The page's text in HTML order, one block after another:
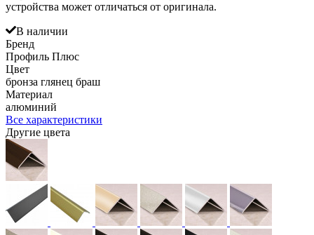
устройства может отличаться от оригинала.
В наличии
Бренд
Профиль Плюс
Цвет
бронза глянец браш
Материал
алюминий
Все характеристики
Другие цвета